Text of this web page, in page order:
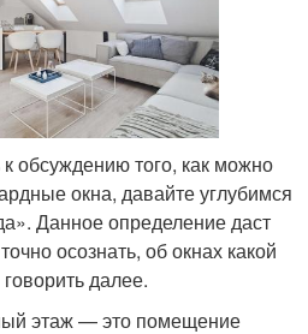
обсуждению того, как можно
окна, давайте углубимся
Данное определение даст
осознать, об окнах какой
далее.
этаж — это помещение